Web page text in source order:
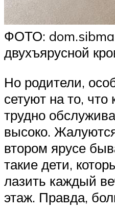
ФОТО:
двухъярусной
Но родители,
сетуют на то, что
трудно
высоко.
втором ярусе
такие дети,
лазить каждый
этаж. Правда,